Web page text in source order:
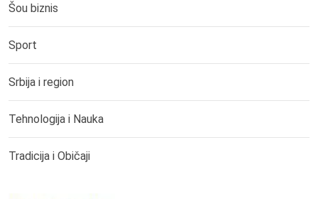
Šou biznis
Sport
Srbija i region
Tehnologija i Nauka
Tradicija i Običaji